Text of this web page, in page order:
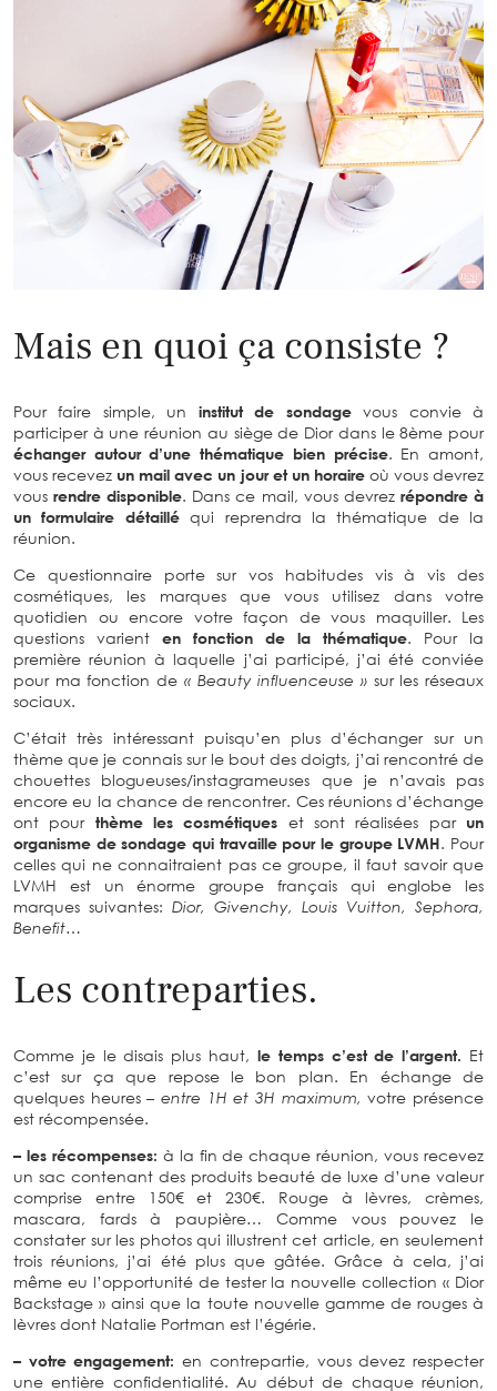
Mais en quoi ça consiste ?
Pour faire simple, un institut de sondagevous convie à
participer à une réunion au siège de Dior dans le 8ème pour
échanger autour d’une thématique bien précise. En amont,
vous recevez un mail avec un jour et un horaireoù vous devrez
vousrendre disponible. Dans ce mail, vous devrez répondre à
un formulaire détailléqui reprendra la thématique de la
réunion.
Ce questionnaire porte sur vos habitudes vis à vis des
cosmétiques, les marques que vous utilisez dans votre
quotidien ou encore votre façon de vous maquiller. Les
questions varient en fonction de la thématique. Pour la
première réunion à laquelle j’ai participé, j’ai été conviée
pour ma fonction de « Beauty influenceuse »sur les réseaux
sociaux.
C’était très intéressant puisqu’en plus d’échanger sur un
thème que je connais sur le bout des doigts, j’ai rencontré de
chouettes blogueuses/instagrameuses que je n’avais pas
encore eu la chance de rencontrer. Ces réunions d’échange
ont pour thème les cosmétiques et sont réalisées par un
organisme de sondage qui travaille pour le groupe LVMH. Pour
celles qui ne connaitraient pas ce groupe, il faut savoir que
LVMH est un énorme groupe français qui englobe les
marques suivantes: Dior, Givenchy, Louis Vuitton, Sephora,
Benefit…
Les contreparties.
Comme je le disais plus haut, le temps c’est de l’argent. Et
c’est sur ça que repose le bon plan. En échange de
quelques heures– entre 1H et 3H maximum, votre présence
est récompensée.
– les récompenses: à la fin de chaque réunion, vous recevez
un sac contenant des produits beauté de luxe d’une valeur
comprise entre 150€ et 230€. Rouge à lèvres, crèmes,
mascara, fards à paupière… Comme vous pouvez le
constater sur les photos qui illustrent cet article, en seulement
trois réunions, j’ai été plus que gâtée. Grâce à cela, j’ai
même eu l’opportunité de tester la nouvelle collection « Dior
Backstage » ainsi que la toute nouvelle gamme de rouges à
lèvres dont Natalie Portman est l’égérie.
– votre engagement: en contrepartie, vous devez respecter
une entière confidentialité. Au début de chaque réunion,